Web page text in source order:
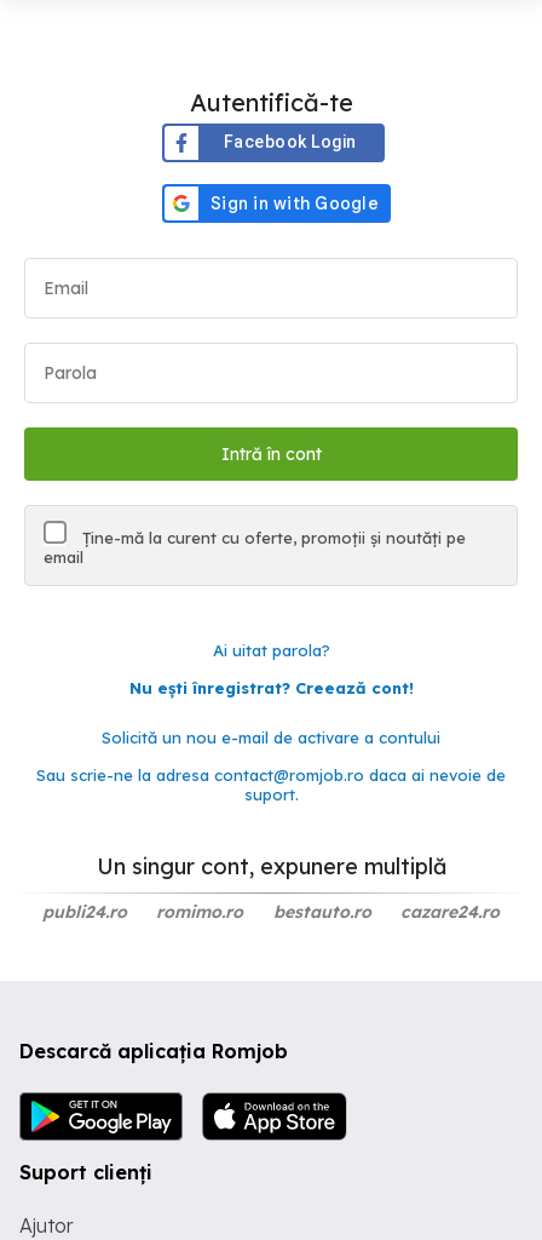
Autentifică-te
Facebook Login
Ține-mă la curent cu oferte, promoții și noutăți pe
email
Ai uitat parola?
Nu ești înregistrat? Creează cont!
Solicită un nou e-mail de activare a contului
Sau scrie-ne la adresa contact@romjob.ro daca ai nevoie de
suport.
Un singur cont, expunere multiplă
publi24.ro romimo.ro bestauto.ro cazare24.ro
Descarcă aplicația Romjob
Suport clienți
Ajutor